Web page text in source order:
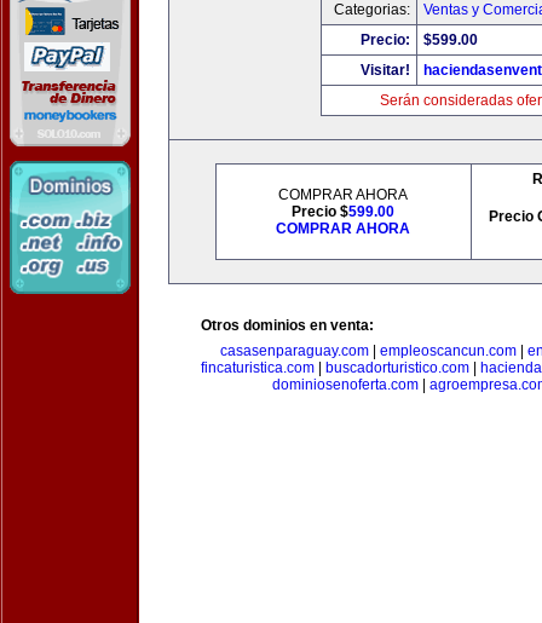
Categorias:
Ventas y
Precio:
$599.00
Visitar!
Serán consideradas
COMPRAR AHORA
Precio $599.00
COMPRAR AHORA
Precio
Otros dominios en venta:
casasenparaguay.com| empleoscancun.com|
fincaturistica.com
buscadorturistico.com
dominiosenoferta.com